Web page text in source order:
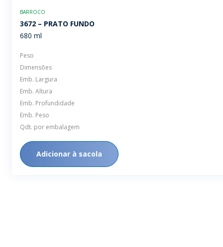
BARROCO
3672 – PRATO FUNDO
680 ml
Peso
Dimensões
Emb. Largura
Emb. Altura
Emb. Profundidade
Emb. Peso
Qdt. por embalagem
Adicionar à sacola